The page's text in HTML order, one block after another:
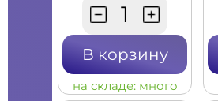
В корзину
на складе: много